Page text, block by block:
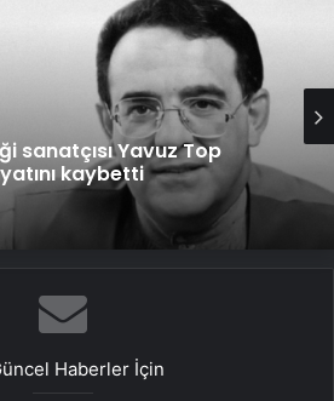
sanatçısı Yavuz Top
kaybetti
Haberler İçin